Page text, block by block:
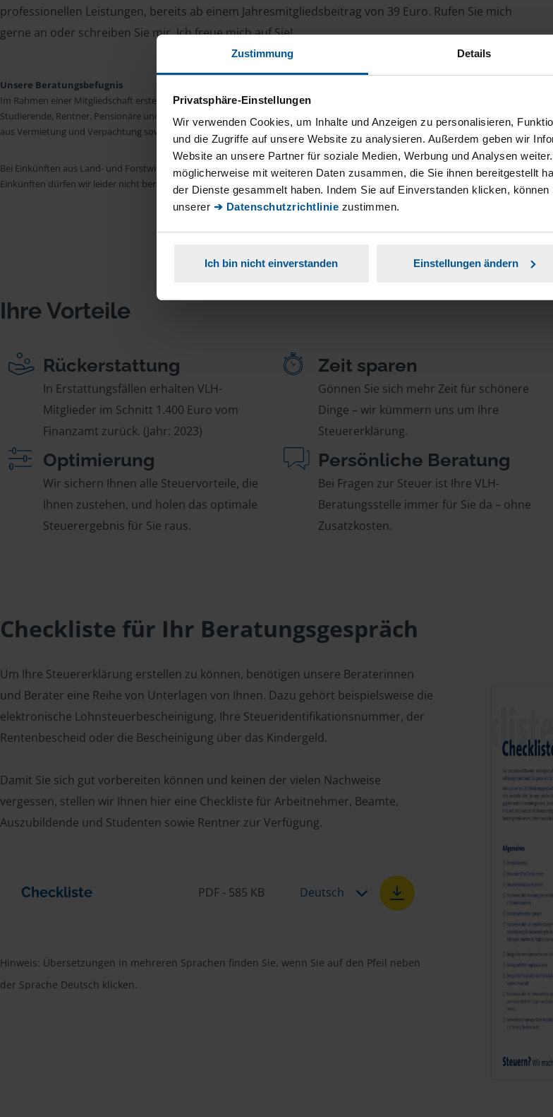
Zustimmung Details
Privatsphäre-Einstellungen
Wir verwenden Cookies, um Inhalte und Anzeigen zu personalisieren,
und die Zugriffe auf unsere Website zu analysieren. Außerdem geben wir
Website an unsere Partner für soziale Medien, Werbung und Analysen
möglicherweise mit weiteren Daten zusammen, die Sie ihnen bereitgestellt
der Dienste gesammelt haben. Indem Sie auf Einverstanden klicken,
unserer ➔ Datenschutzrichtlinie zustimmen.
Ich bin nicht einverstanden Einstellungen ändern
professionellen Leistungen, bereits ab einem Jahresmitgliedsbeitrag von 39 Euro. Rufen Sie mich
gerne an oder schreiben Sie mir. Ich freue mich auf Sie!
Unsere Beratungsbefugnis
Im Rahmen einer Mitgliedschaft erstellen wir die Einkommensteuererklärung für Arbeitnehmer, Beamte, Auszubildende,
Studierende, Rentner, Pensionäre und Unterhaltsempfänger nach § 4 Nr. 11 Steuerberatungsgesetz (StBerG). Auch bei Einkünften
aus Vermietung und Verpachtung sowie Kapitalerträgen sind wir in vielen Fällen der geeignete Dienstleister für Sie.
Bei Einkünften aus Land- und Forstwirtschaft, aus Gewerbebetrieb, aus selbstständiger Tätigkeit und umsatzsteuerpflichtigen
Einkünften dürfen wir leider nicht beraten.
Ihre Vorteile
Rückerstattung
In Erstattungsfällen erhalten VLH-
Mitglieder im Schnitt 1.400 Euro vom
Finanzamt zurück. (Jahr: 2023)
Zeit sparen
Gönnen Sie sich mehr Zeit für schönere
Dinge – wir kümmern uns um Ihre
Steuererklärung.
Optimierung
Wir sichern Ihnen alle Steuervorteile, die
Ihnen zustehen, und holen das optimale
Steuerergebnis für Sie raus.
Persönliche Beratung
Bei Fragen zur Steuer ist Ihre VLH-
Beratungsstelle immer für Sie da – ohne
Zusatzkosten.
Checkliste für Ihr Beratungsgespräch
Um Ihre Steuererklärung erstellen zu können, benötigen unsere Beraterinnen
und Berater eine Reihe von Unterlagen von Ihnen. Dazu gehört beispielsweise die
elektronische Lohnsteuerbescheinigung, Ihre Steueridentifikationsnummer, der
Rentenbescheid oder die Bescheinigung über das Kindergeld.
Damit Sie sich gut vorbereiten können und keinen der vielen Nachweise
vergessen, stellen wir Ihnen hier eine Checkliste für Arbeitnehmer, Beamte,
Auszubildende und Studenten sowie Rentner zur Verfügung.
Checkliste PDF - 585 KB Deutsch
Hinweis: Übersetzungen in mehreren Sprachen finden Sie, wenn Sie auf den Pfeil neben
der Sprache Deutsch klicken.